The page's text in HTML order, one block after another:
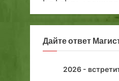
Дайте ответ
2026 -